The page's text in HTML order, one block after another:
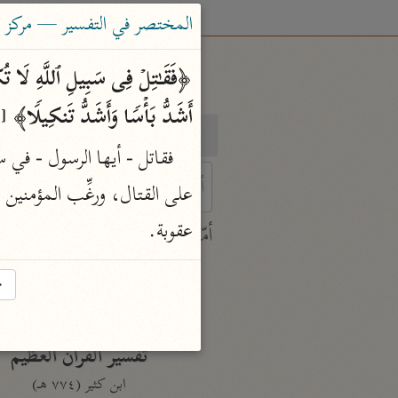
بحث تفسير
characters for results.
أمّهات
جامع البيان
تفسير القرآن العظيم
ابن كثير (٧٧٤ هـ)
المختصر في التفسير — مركز
أَشَدُّ بَأۡسࣰا وَأَشَدُّ تَنكِیلࣰا﴾
عقوبة.